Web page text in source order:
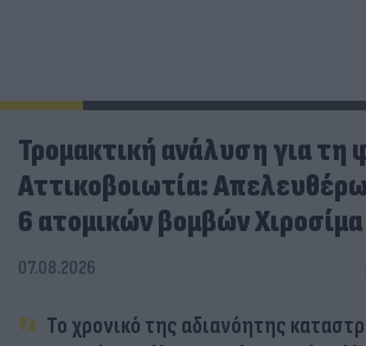
Τρομακτική ανάλυση για τη
Αττικοβοιωτία:
6 ατομικών βομβών Χιροσίμα
07.08.2026
Το χρονικό της αδιανόητης